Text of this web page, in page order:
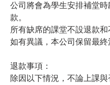
公司將會為學生安排補堂
款。
所有缺席的課堂不設退款和
如有異議，本公司保留最終
退款事項：
除因以下情況，不論上課